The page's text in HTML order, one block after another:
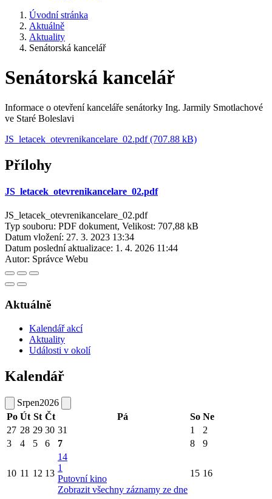
Úvodní stránka
Aktuálně
Aktuality
Senátorská kancelář
Senátorská kancelář
Informace o otevření kanceláře senátorky Ing. Jarmily Smotlachové
ve Staré Boleslavi
JS_letacek_otevrenikancelare_02.pdf (707.88 kB)
Přílohy
JS_letacek_otevrenikancelare_02.pdf
JS_letacek_otevrenikancelare_02.pdf
Typ souboru: PDF dokument, Velikost: 707,88 kB
Datum vložení: 27. 3. 2023 13:34
Datum poslední aktualizace: 1. 4. 2026 11:44
Autor: Správce Webu
Aktuálně
Kalendář akcí
Aktuality
Události v okolí
Kalendář
Srpen2026
Po Út St Čt Pá So Ne
27 28 29 30 31 1
2
3
4 5 6 7 8 9
10 11 12 13
14
1
Putovní kino
Zobrazit všechny záznamy ze dne
15 16